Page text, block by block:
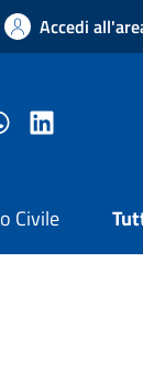
Accedi
di Arezzo
Comune di
Twitter Comune di
LinkedIn
Civile